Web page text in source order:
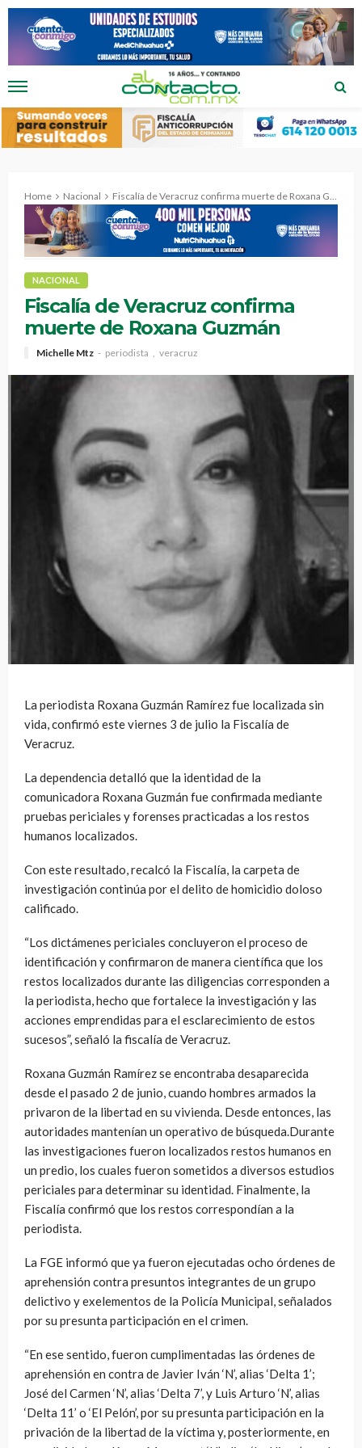
Home Nacional Fiscalía de Veracruz confirma muerte de Roxana Guzmán
NACIONAL
Fiscalía de Veracruz confirma
muerte de Roxana Guzmán
Michelle Mtz periodista veracruz
La periodista Roxana Guzmán Ramírez fue localizada sin
vida, confirmó este viernes 3 de julio la Fiscalía de
Veracruz.
La dependencia detalló que la identidad de la
comunicadora Roxana Guzmán fue confirmada mediante
pruebas periciales y forenses practicadas a los restos
humanos localizados.
Con este resultado, recalcó la Fiscalía, la carpeta de
investigación continúa por el delito de homicidio doloso
calificado.
“Los dictámenes periciales concluyeron el proceso de
identificación y confirmaron de manera científica que los
restos localizados durante las diligencias corresponden a
la periodista, hecho que fortalece la investigación y las
acciones emprendidas para el esclarecimiento de estos
sucesos”, señaló la fiscalía de Veracruz.
Roxana Guzmán Ramírez se encontraba desaparecida
desde el pasado 2 de junio, cuando hombres armados la
privaron de la libertad en su vivienda. Desde entonces, las
autoridades mantenían un operativo de búsqueda.Durante
las investigaciones fueron localizados restos humanos en
un predio, los cuales fueron sometidos a diversos estudios
periciales para determinar su identidad. Finalmente, la
Fiscalía confirmó que los restos correspondían a la
periodista.
La FGE informó que ya fueron ejecutadas ocho órdenes de
aprehensión contra presuntos integrantes de un grupo
delictivo y exelementos de la Policía Municipal, señalados
por su presunta participación en el crimen.
“En ese sentido, fueron cumplimentadas las órdenes de
aprehensión en contra de Javier Iván ‘N’, alias ‘Delta 1’;
José del Carmen ‘N’, alias ‘Delta 7’, y Luis Arturo ‘N’, alias
‘Delta 11’ o ‘El Pelón’, por su presunta participación en la
privación de la libertad de la víctima y, posteriormente, en